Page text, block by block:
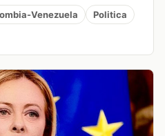
Venezuela
Politica